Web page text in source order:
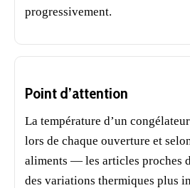
progressivement.
Point d’attention
La température d’un
lors de chaque ouverture et
aliments — les articles proches
des variations thermiques plus